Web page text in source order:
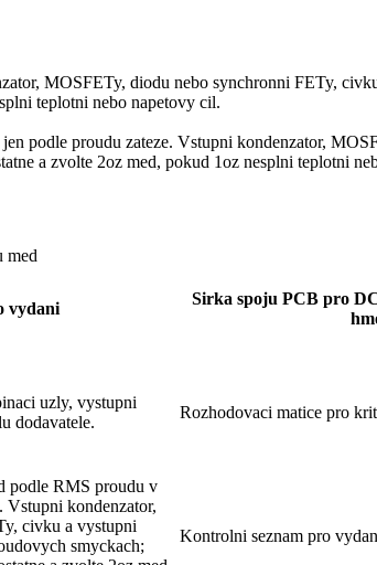
MOSFETy, diodu nebo synchronni FETy,
teplotni nebo napetovy cil.
podle proudu zateze. Vstupni kondenzator,
a zvolte 2oz med, pokud 1oz nesplni teplotni
med
vydani
Sirka spoju PCB pro
uzly, vystupni
dodavatele.
Rozhodovaci matice pro
podle RMS proudu v
Vstupni kondenzator,
civku a vystupni
smyckach;
Kontrolni seznam pro